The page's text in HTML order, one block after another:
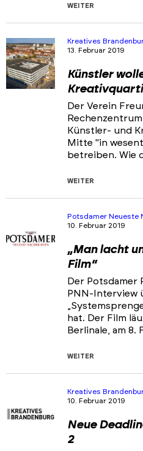
WEITER
Kreatives
13. Februar 2019
Künstler
Der Verein
Künstler- und
Mitte "in
betreiben. Wie
WEITER
Potsdamer Neueste
10. Februar 2019
„Man lacht
Film“
Der
PNN-Interview
hat. Der Film
Berlinale, am
WEITER
Kreatives
10. Februar 2019
Neue
2